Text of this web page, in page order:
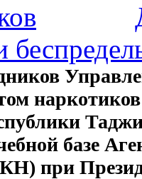
базе
при